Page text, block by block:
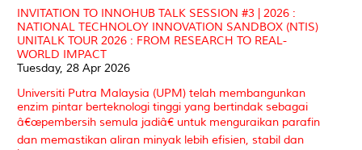
INVITATION TO INNOHUB TALK SESSION #3 | 2026 :
NATIONAL TECHNOLOY INNOVATION SANDBOX (NTIS)
UNITALK TOUR 2026 : FROM RESEARCH TO REAL-
WORLD IMPACT
Tuesday, 28 Apr 2026
Universiti Putra Malaysia (UPM) telah membangunkan
enzim pintar berteknologi tinggi yang bertindak sebagai
â€œpembersih semula jadiâ€ untuk menguraikan parafin
dan memastikan aliran minyak lebih efisien, stabil dan